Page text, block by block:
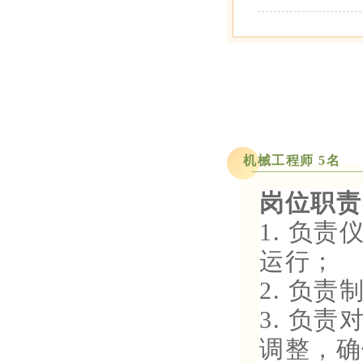
机械工程师 5名
岗位职
1. 负责
运行；
2. 负责
3. 负责
调整，